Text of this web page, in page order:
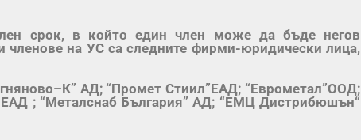
срок, в който един член може да бъде негов
на УС са следните фирми-юридически лица,
АД; “Промет Стиил”ЕАД; “Еврометал”ООД;
; “Металснаб България” АД; “ЕМЦ Дистрибюшън“